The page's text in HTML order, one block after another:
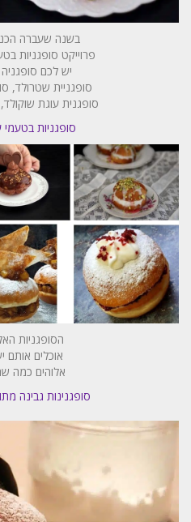
בשנה שעברה
פרוייקט סופגניות
יש לכם
סופגניית שטרולד,
סופגנית עוגת
סופגניות בטעמי
הסופגניות
אוכלים
אלוהים כמה
סופגנינות גבינה